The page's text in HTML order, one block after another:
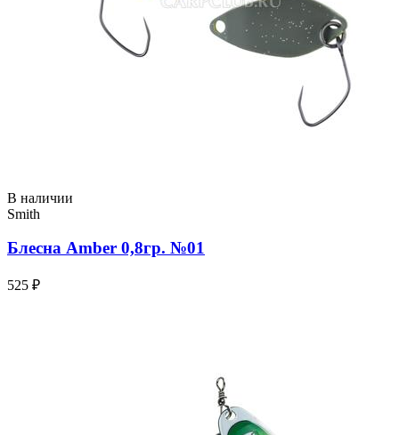
В наличии
Smith
Блесна Amber 0,8гр. №01
525 ₽